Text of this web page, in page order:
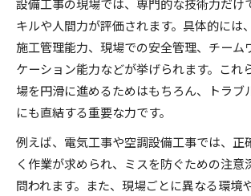
キルや人間力が評価されます。具体的には
施工管理能力、現場での安全管理、チーム
ケーション能力などが挙げられます。これ
場を円滑に進めるためはもちろん、トラブ
にも直結する重要な力です。
例えば、電気工事や空調設備工事では、正
く作業が求められ、ミスを防ぐための注意
問われます。また、現場ごとに異なる環境